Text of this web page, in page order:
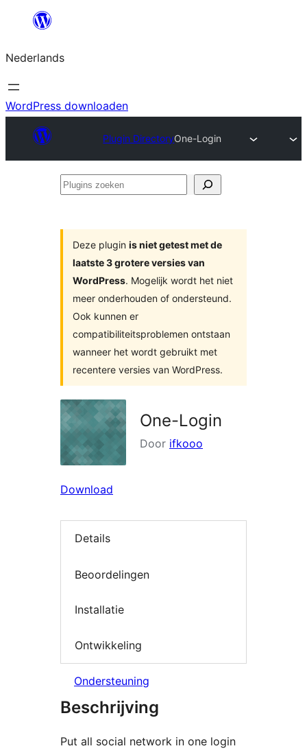
de
inhoud
Nederlands
WordPress downloaden
Plugin DirectoryOne-Login
Plugins
Deze plugin is niet getest met de
laatste 3 grotere versies van
WordPress. Mogelijk wordt het niet
meer onderhouden of ondersteund.
Ook kunnen er
compatibiliteitsproblemen ontstaan
wanneer het wordt gebruikt met
recentere versies van WordPress.
One-Login
Door ifkooo
Download
Details
Beoordelingen
Installatie
Ontwikkeling
Ondersteuning
Beschrijving
Put all social network in one login